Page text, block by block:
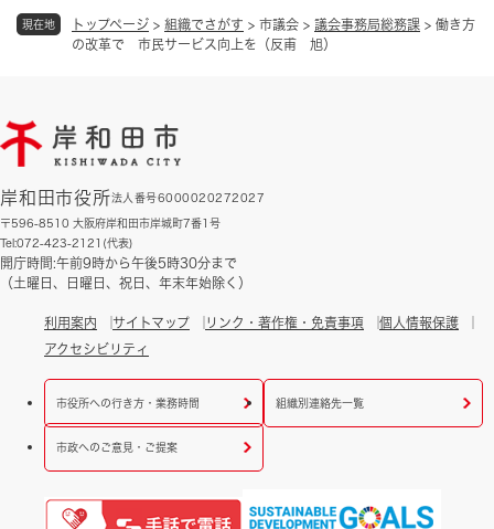
現在地 トップページ > 組織でさがす > 市議会 > 議会事務局総務課 > 働き方
の改革で 市民サービス向上を（反甫 旭）
岸和田市役所法人番号6000020272027
〒596-8510 大阪府岸和田市岸城町7番1号
Tel:072-423-2121(代表)
開庁時間:午前9時から午後5時30分まで
（土曜日、日曜日、祝日、年末年始除く）
利用案内 サイトマップ リンク・著作権・免責事項
個人情報保護
アクセシビリティ
市役所への行き方・業務時間 組織別連絡先一覧
市政へのご意見・ご提案